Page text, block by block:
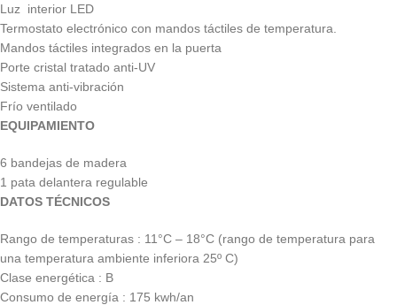
Luz interior LED
Termostato electrónico con mandos táctiles de temperatura.
Mandos táctiles integrados en la puerta
Porte cristal tratado anti-UV
Sistema anti-vibración
Frío ventilado
EQUIPAMIENTO
6 bandejas de madera
1 pata delantera regulable
DATOS TÉCNICOS
Rango de temperaturas : 11°C – 18°C (rango de temperatura para
una temperatura ambiente inferiora 25º C)
Clase energética : B
Consumo de energía : 175 kwh/an